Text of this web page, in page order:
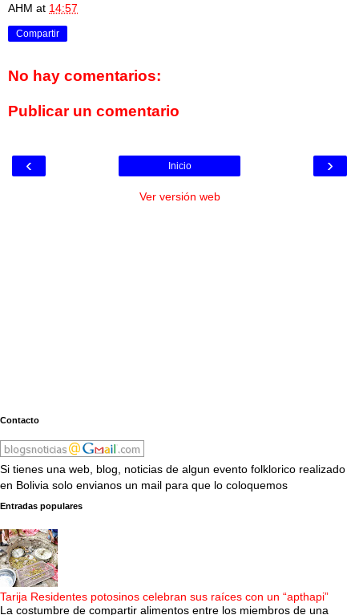
AHM at 14:57
Compartir
No hay comentarios:
Publicar un comentario
‹ ›
Inicio
Ver versión web
Contacto
Si tienes una web, blog, noticias de algun evento folklorico realizado
en Bolivia solo envianos un mail para que lo coloquemos
Entradas populares
Tarija Residentes potosinos celebran sus raíces con un “apthapi”
La costumbre de compartir alimentos entre los miembros de una